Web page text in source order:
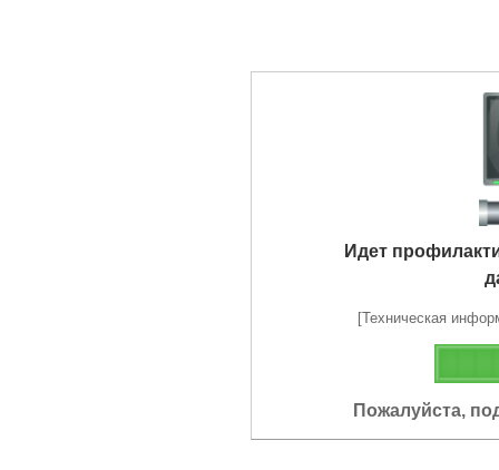
Идет
[Техническая
Пожалуйста,